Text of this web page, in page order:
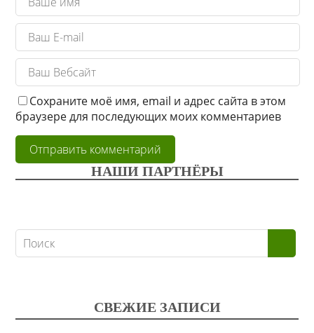
Сохраните моё имя, email и адрес сайта в этом
браузере для последующих моих комментариев
НАШИ ПАРТНЁРЫ
СВЕЖИЕ ЗАПИСИ